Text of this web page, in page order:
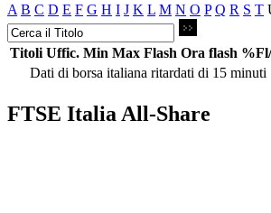
A B C D E F G H I J K L M N O P Q R S T
Titoli Uffic. Min Max Flash Ora flash
Dati di borsa italiana ritardati di 15 minuti
FTSE Italia All-Share